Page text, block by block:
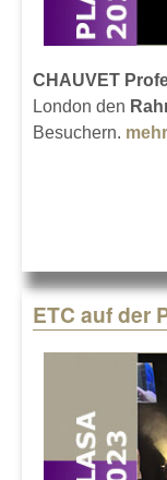
CHAUVET
London den
Besuchern.
ETC auf der